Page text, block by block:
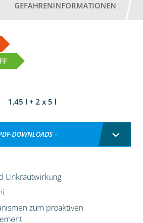
GEFAHRENINFORMATIONEN
1,45 l + 2 x 5 l
DOWNLOADS –
Unkrautwirkung
zum proaktiven